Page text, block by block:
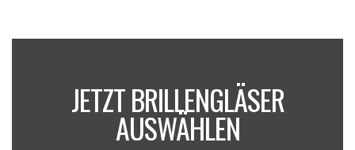
JETZT BRILLENGLÄSER
AUSWÄHLEN